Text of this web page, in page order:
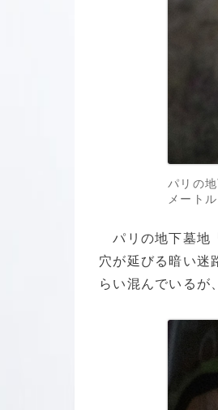
パリの
メート
パリの地下墓地
穴が延びる暗い迷
らい混んでいるが